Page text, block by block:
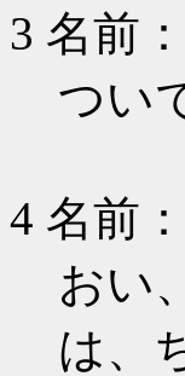
3 名前：
つい
4 名前：
おい
は、